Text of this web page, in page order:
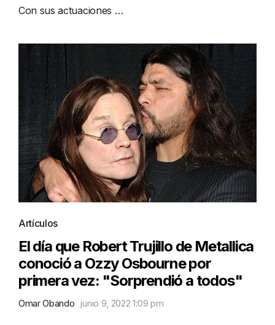
Con sus actuaciones …
Artículos
El día que Robert Trujillo de Metallica
conoció a Ozzy Osbourne por
primera vez: "Sorprendió a todos"
Omar Obando junio 9, 2022 1:09 pm